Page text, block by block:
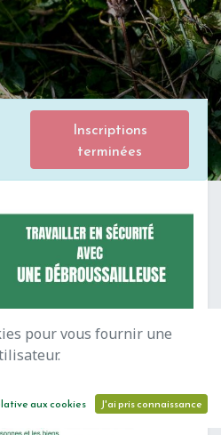
Inscriptions
terminées
pour vous fournir une
aux cookies J'ai pris connaissance